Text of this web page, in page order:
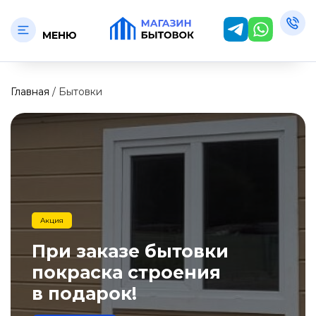
МЕНЮ
Главная / Бытовки
Акция
При заказе бытовки
покраска строения
в подарок!
×
Сортровать по
65 000₽
- ₽
Назначение